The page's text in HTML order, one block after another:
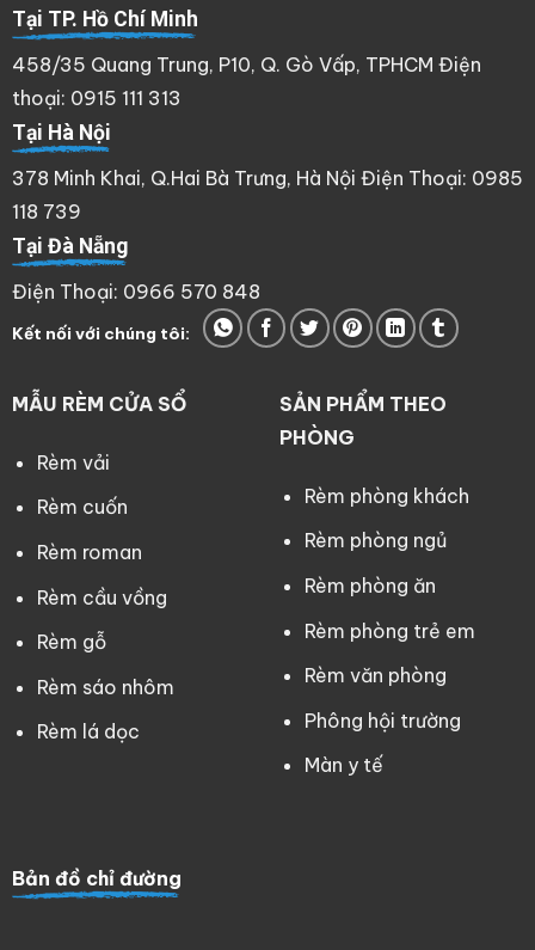
Tại TP. Hồ Chí Minh
458/35 Quang Trung, P10, Q. Gò Vấp, TPHCM Điện
thoại: 0915 111 313
Tại Hà Nội
378 Minh Khai, Q.Hai Bà Trưng, Hà Nội Điện Thoại: 0985
118 739
Tại Đà Nẵng
Điện Thoại: 0966 570 848
Kết nối với chúng tôi:
MẪU RÈM CỬA SỔ
Rèm vải
Rèm cuốn
Rèm roman
Rèm cầu vồng
Rèm gỗ
Rèm sáo nhôm
Rèm lá dọc
SẢN PHẨM THEO
PHÒNG
Rèm phòng khách
Rèm phòng ngủ
Rèm phòng ăn
Rèm phòng trẻ em
Rèm văn phòng
Phông hội trường
Màn y tế
Bản đồ chỉ đường